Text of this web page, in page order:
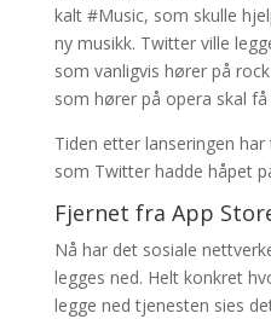
kalt #Music, som skulle
ny musikk. Twitter ville
som vanligvis hører på
som hører på opera skal
Tiden etter lanseringen
som Twitter hadde håpet
Fjernet fra App
Nå har det sosiale
legges ned. Helt konkret
legge ned tjenesten sies